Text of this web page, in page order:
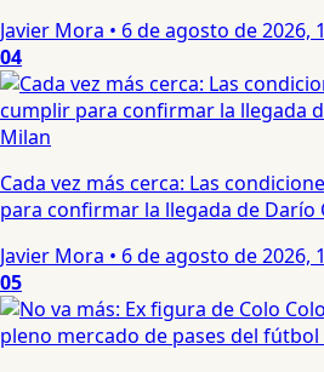
Javier Mora • 6 de agosto de 2026,
04
Cada vez más cerca: Las
para confirmar la llegada de Darío
Javier Mora • 6 de agosto de 2026,
05